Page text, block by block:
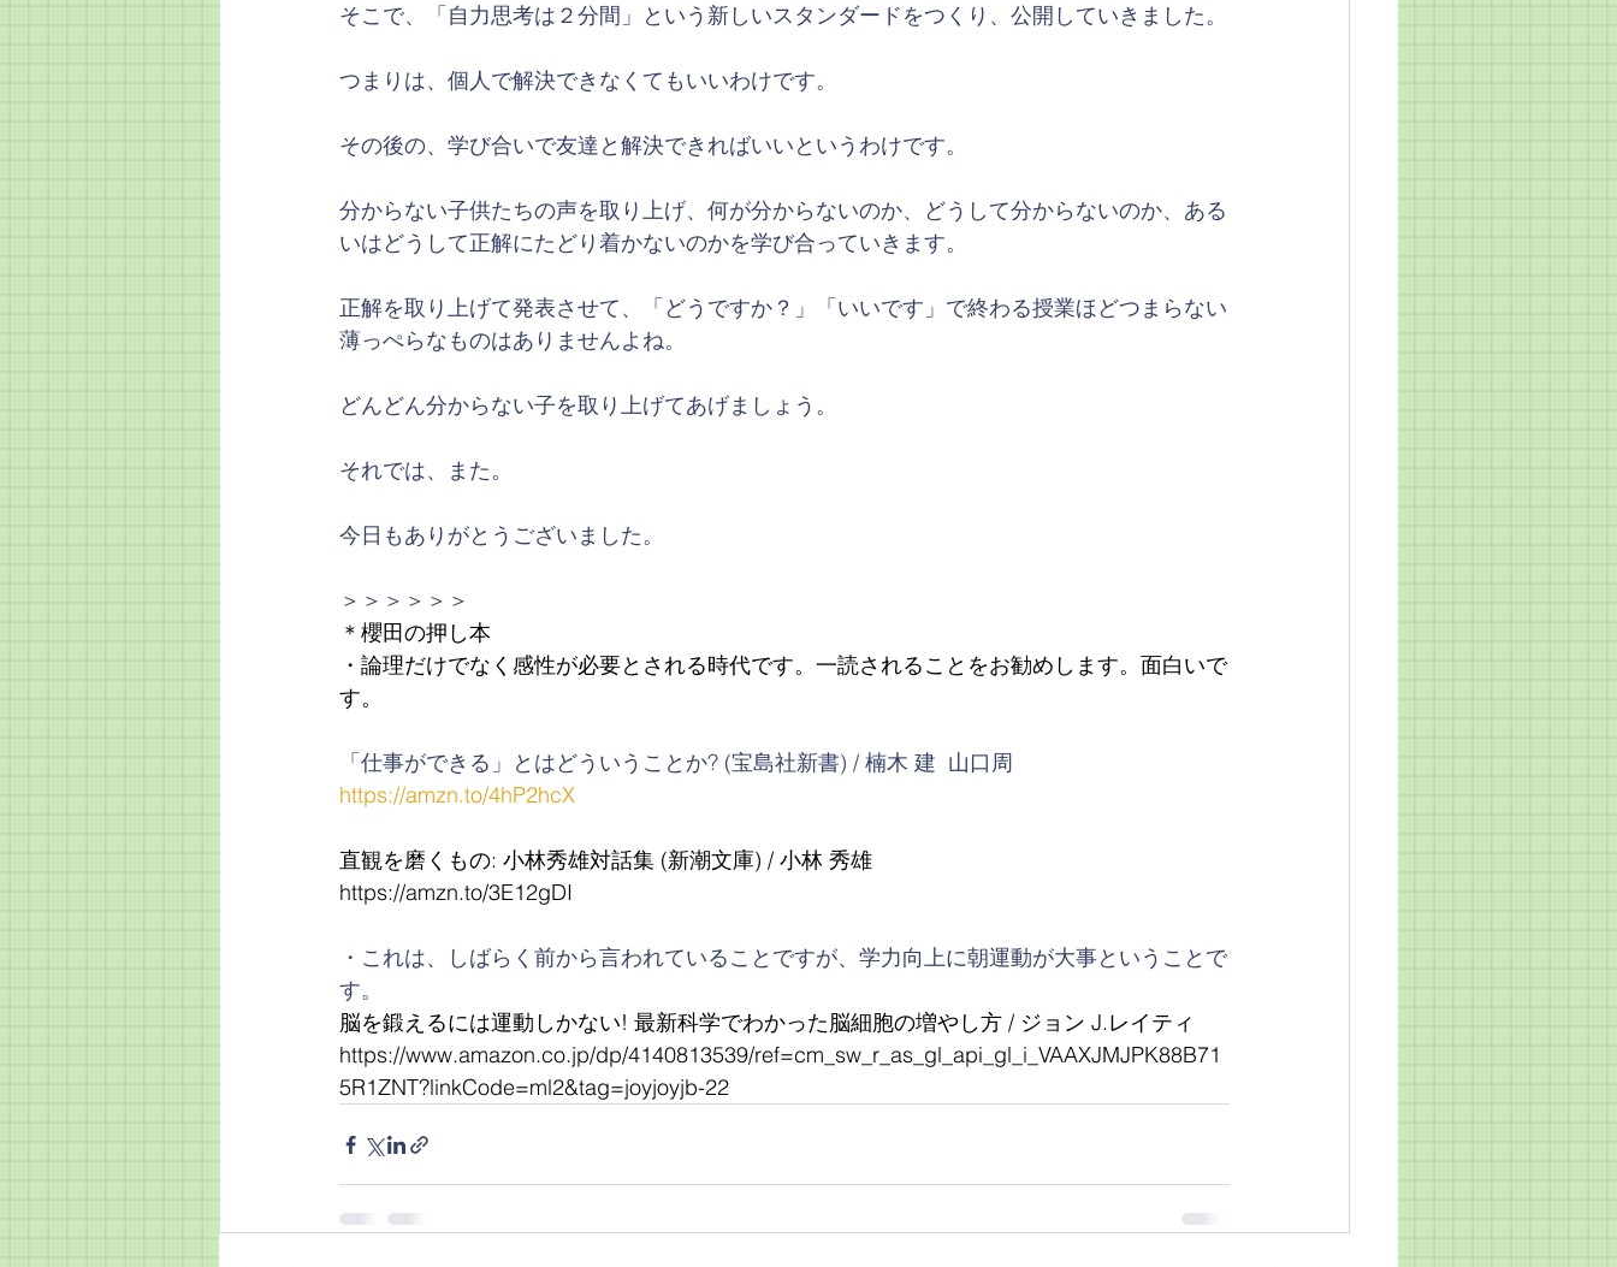
そこで、「自力思考は２分間」という新しいスタンダードをつくり、公開していきました。
つまりは、個人で解決できなくてもいいわけです。
その後の、学び合いで友達と解決できればいいというわけです。
分からない子供たちの声を取り上げ、何が分からないのか、どうして分からないのか、ある
いはどうして正解にたどり着かないのかを学び合っていきます。
正解を取り上げて発表させて、「どうですか？」「いいです」で終わる授業ほどつまらない
薄っぺらなものはありませんよね。
どんどん分からない子を取り上げてあげましょう。
それでは、また。
今日もありがとうございました。
＞＞＞＞＞＞
＊櫻田の押し本
・論理だけでなく感性が必要とされる時代です。一読されることをお勧めします。面白いで
す。
「仕事ができる」とはどういうことか? (宝島社新書) / 楠木 建  山口周
https://amzn.to/4hP2hcX
直観を磨くもの: 小林秀雄対話集 (新潮文庫) / 小林 秀雄
https://amzn.to/3E12gDI
・これは、しばらく前から言われていることですが、学力向上に朝運動が大事ということで
す。
脳を鍛えるには運動しかない! 最新科学でわかった脳細胞の増やし方 / ジョン J.レイティ
https://www.amazon.co.jp/dp/4140813539/ref=cm_sw_r_as_gl_api_gl_i_VAAXJMJPK88B71
5R1ZNT?linkCode=ml2&tag=joyjoyjb-22